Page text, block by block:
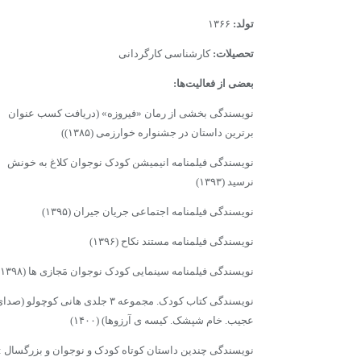
تولد: ۱۳۶۶
تحصیلات:کارشناسی کارگردانی
بعضی از فعالیت‌ها:
نویسندگی بخشی از رمان «فیروزه» (دریافت کسب عنوان
برترین داستان در جشنواره خوارزمی (۱۳۸۵))
نویسندگی فیلمنامه انیمیشن کودک نوجوان کلاغ به خونش
نرسید (۱۳۹۳)
نویسندگی فیلمنامه اجتماعی جریان جیران (۱۳۹۵)
نویسندگی فیلمنامه مستند نکاح (۱۳۹۶)
نویسندگی فیلمنامه سینمایی کودک نوجوان مَجازی ها (۱۳۹۸)
نویسندگی کتاب کودک. مجموعه ۳ جلدی هانی کوچولو
عجیب. خام شپشک. کیسه ی آرزوها) (۱۴۰۰)
نویسندگی چندین داستان کوتاه کودک و نوجوان و بزرگسال